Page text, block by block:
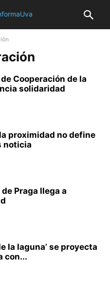
de Cooperación de la
solidaridad
proximidad no define
noticia
de Praga llega a
la laguna’ se proyecta
con...